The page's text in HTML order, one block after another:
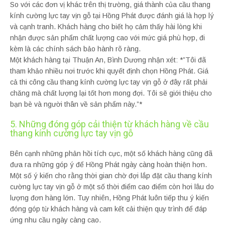
So với các đơn vị khác trên thị trường, giá thành của cầu thang
kính cường lực tay vịn gỗ tại Hồng Phát được đánh giá là hợp lý
và cạnh tranh. Khách hàng cho biết họ cảm thấy hài lòng khi
nhận được sản phẩm chất lượng cao với mức giá phù hợp, đi
kèm là các chính sách bảo hành rõ ràng.
Một khách hàng tại Thuận An, Bình Dương nhận xét: *”Tôi đã
tham khảo nhiều nơi trước khi quyết định chọn Hồng Phát. Giá
cả thi công cầu thang kính cường lực tay vịn gỗ ở đây rất phải
chăng mà chất lượng lại tốt hơn mong đợi. Tôi sẽ giới thiệu cho
bạn bè và người thân về sản phẩm này.”*
5. Những đóng góp cải thiện từ khách hàng về cầu
thang kính cường lực tay vịn gỗ
Bên cạnh những phản hồi tích cực, một số khách hàng cũng đã
đưa ra những góp ý để Hồng Phát ngày càng hoàn thiện hơn.
Một số ý kiến cho rằng thời gian chờ đợi lắp đặt cầu thang kính
cường lực tay vịn gỗ ở một số thời điểm cao điểm còn hơi lâu do
lượng đơn hàng lớn. Tuy nhiên, Hồng Phát luôn tiếp thu ý kiến
đóng góp từ khách hàng và cam kết cải thiện quy trình để đáp
ứng nhu cầu ngày càng cao.